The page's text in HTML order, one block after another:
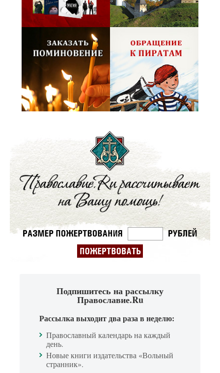
Подпишитесь на рассылку
Православие.Ru
Рассылка выходит два раза в неделю:
Православный календарь на каждый
день.
Новые книги издательства «Вольный
странник».